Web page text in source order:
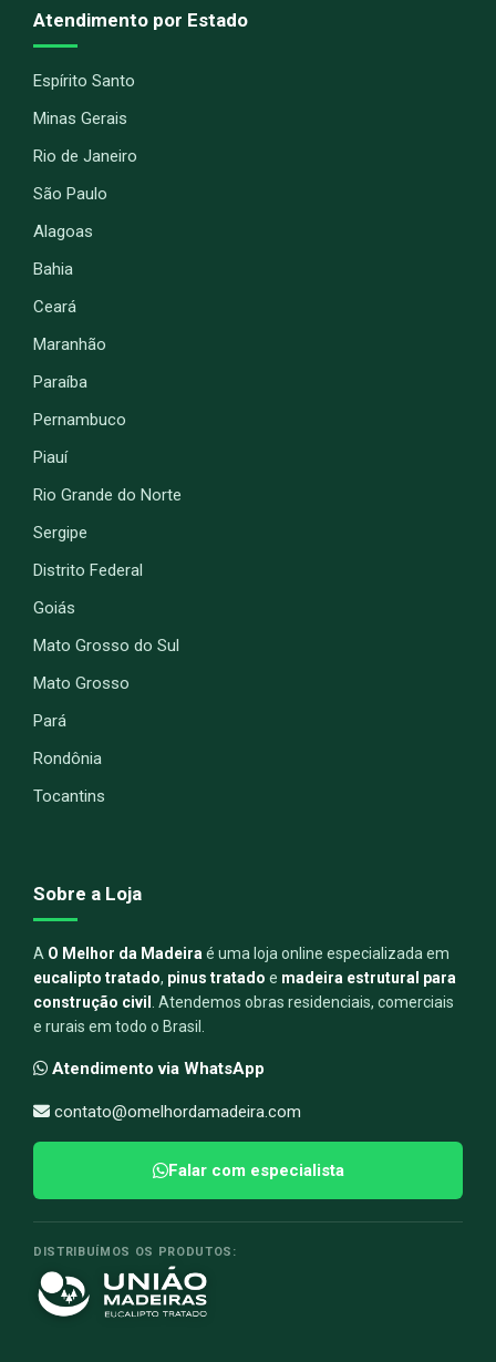
Atendimento por Estado
Espírito Santo
Minas Gerais
Rio de Janeiro
São Paulo
Alagoas
Bahia
Ceará
Maranhão
Paraíba
Pernambuco
Piauí
Rio Grande do Norte
Sergipe
Distrito Federal
Goiás
Mato Grosso do Sul
Mato Grosso
Pará
Rondônia
Tocantins
Sobre a Loja
A O Melhor da Madeira é uma loja online especializada em
eucalipto tratado, pinus tratado e madeira estrutural para
construção civil
. Atendemos obras residenciais, comerciais
e rurais em todo o Brasil.
Atendimento via WhatsApp
contato@omelhordamadeira.com
Falar com especialista
DISTRIBUÍMOS OS PRODUTOS: